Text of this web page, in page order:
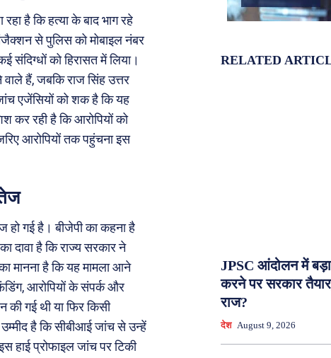
है कि हत्या के बाद भाग रहे
से पुलिस को मोबाइल नंबर
को हिरासत में लिया।
वाले हैं, जबकि राज सिंह उत्तर
एजेंसियों को शक है कि यह
कर रही है कि आरोपियों को
आरोपियों तक पहुंचना इस
गई है। बीजेपी का कहना है
दावा है कि राज्य सरकार ने
मानना है कि यह मामला आने
आरोपियों के संपर्क और
की गई थी या फिर किसी
है कि सीबीआई जांच से उन्हें
हाई प्रोफाइल जांच पर टिकी
RELATED
JPSC आंदोलन में बड़ा
करने पर सरकार
राज?
देश August 9, 2026